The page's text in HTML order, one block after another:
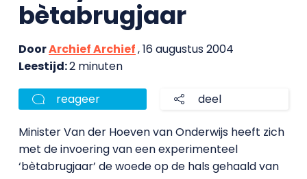
bètabrugjaar
DoorArchief Archief, 16 augustus 2004
Leestijd:2 minuten
reageer deel
Minister Van der Hoeven van Onderwijs heeft zich
met de invoering van een experimenteel
‘bètabrugjaar’ de woede op de hals gehaald van